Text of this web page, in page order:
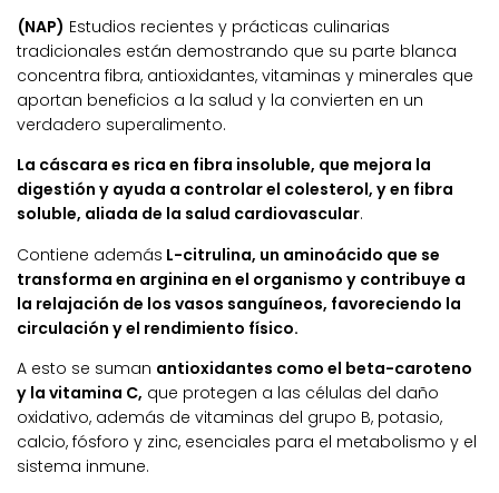
(NAP) Estudios recientes y prácticas culinarias
tradicionales están demostrando que su parte blanca
concentra fibra, antioxidantes, vitaminas y minerales que
aportan beneficios a la salud y la convierten en un
verdadero superalimento.
La cáscara es rica en fibra insoluble, que mejora la
digestión y ayuda a controlar el colesterol, y en fibra
soluble, aliada de la salud cardiovascular.
Contiene además L-citrulina, un aminoácido que se
transforma en arginina en el organismo y contribuye a
la relajación de los vasos sanguíneos, favoreciendo la
circulación y el rendimiento físico.
A esto se suman antioxidantes como el beta-caroteno
y la vitamina C, que protegen a las células del daño
oxidativo, además de vitaminas del grupo B, potasio,
calcio, fósforo y zinc, esenciales para el metabolismo y el
sistema inmune.